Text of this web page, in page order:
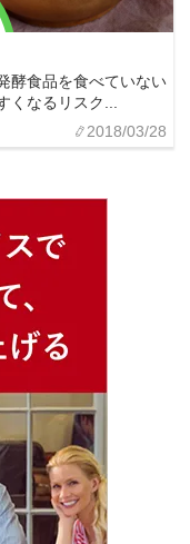
酵食品を食べていない
くなるリスク...
2018/03/28